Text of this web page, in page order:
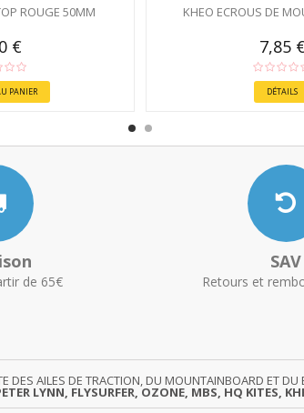
ROUGE 50MM
€
PANIER
KHEO ECROUS DE
7,85 €
DÉTAILS
de 65€
SAV
Retours et
DES AILES DE TRACTION, DU MOUNTAINBOARD ET
LYNN, FLYSURFER, OZONE, MBS, HQ KITES,